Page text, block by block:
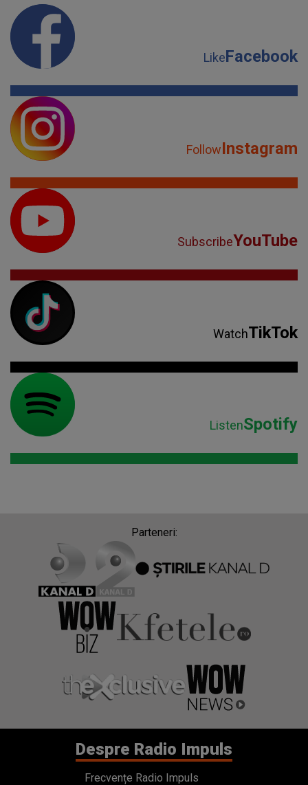
LikeFacebook
FollowInstagram
SubscribeYouTube
WatchTikTok
ListenSpotify
Parteneri:
Despre Radio Impuls
Frecvențe Radio Impuls